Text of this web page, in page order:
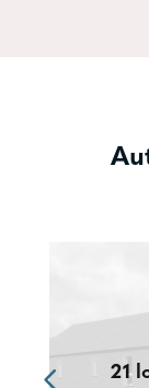
21